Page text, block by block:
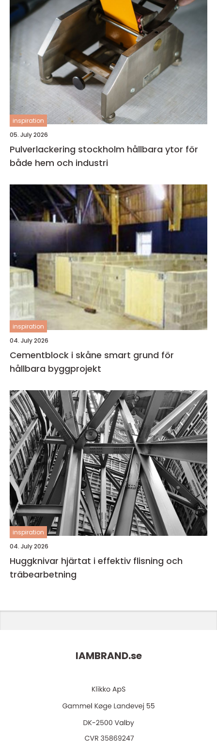
inspiration
05. July 2026
Pulverlackering stockholm hållbara ytor för
både hem och industri
inspiration
04. July 2026
Cementblock i skåne smart grund för
hållbara byggprojekt
inspiration
04. July 2026
Huggknivar hjärtat i effektiv flisning och
träbearbetning
IAMBRAND.se